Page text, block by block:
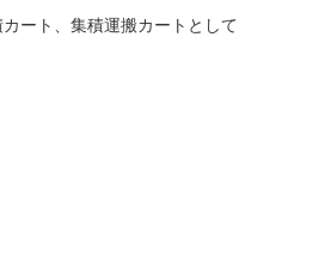
ート、集積運搬カートとして